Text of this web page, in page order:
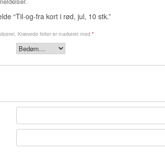
“Til-og-fra kort i rød, jul, 10 stk.”
Krævede felter er markeret med *